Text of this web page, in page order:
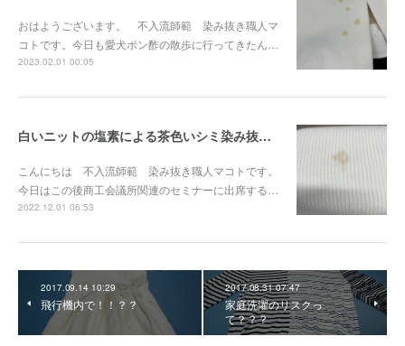
おはようございます。 不入流師範 染み抜き職人マ
コトです。今日も愛犬ポン酢の散歩に行ってきたん…
2023.02.01 00:05
白いニットの塩素による茶色いシミ染み抜き事例『染み抜き屋』
こんにちは 不入流師範 染み抜き職人マコトです。
今日はこの後商工会議所関連のセミナーに出席する…
2022.12.01 06:53
2017.09.14 10:29
飛行機内で！！？？
2017.08.31 07:47
家庭洗濯のリスクっ
て？？？